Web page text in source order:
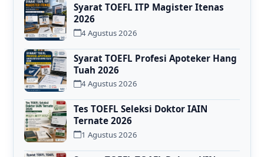
Syarat TOEFL ITP Magister Itenas
2026
4 Agustus 2026
Syarat TOEFL Profesi Apoteker Hang
Tuah 2026
4 Agustus 2026
Tes TOEFL Seleksi Doktor IAIN
Ternate 2026
1 Agustus 2026